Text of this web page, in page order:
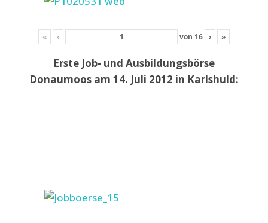
« ‹ von 16 › »
Erste Job- und Ausbildungsbörse
Donaumoos am 14. Juli 2012 in Karlshuld: